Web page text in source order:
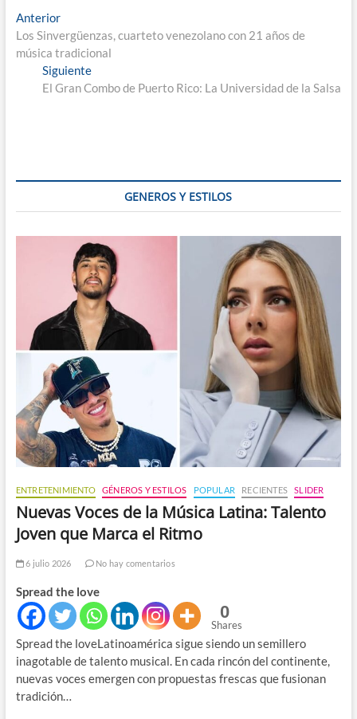
Navegación
de
entradas
AnteriorEntrada
anterior:
Los Sinvergüenzas, cuarteto venezolano con 21 años de
música tradicional
SiguienteEntrada
siguiente:
El Gran Combo de Puerto Rico: La Universidad de la Salsa
GENEROS Y ESTILOS
ENTRETENIMIENTO GÉNEROS Y ESTILOS POPULAR RECIENTES SLIDER
Nuevas Voces de la Música Latina: Talento
Joven que Marca el Ritmo
6 julio 2026 No hay comentarios
Spread the love
0
Shares
Spread the loveLatinoamérica sigue siendo un semillero
inagotable de talento musical. En cada rincón del continente,
nuevas voces emergen con propuestas frescas que fusionan
tradición…